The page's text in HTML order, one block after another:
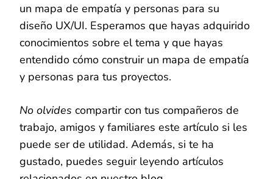
un mapa de empatía y personas para su
diseño UX/UI. Esperamos que hayas adquirido
conocimientos sobre el tema y que hayas
entendido cómo construir un mapa de empatía
y personas para tus proyectos.
No olvides compartir con tus compañeros de
trabajo, amigos y familiares este artículo si les
puede ser de utilidad. Además, si te ha
gustado, puedes seguir leyendo artículos